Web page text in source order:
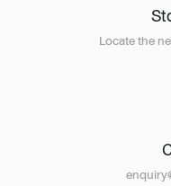
Locate the